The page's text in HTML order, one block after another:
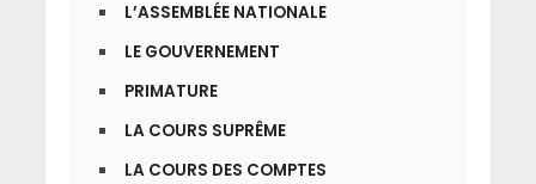
L’ASSEMBLÉE NATIONALE
LE GOUVERNEMENT
PRIMATURE
LA COURS SUPRÊME
LA COURS DES COMPTES